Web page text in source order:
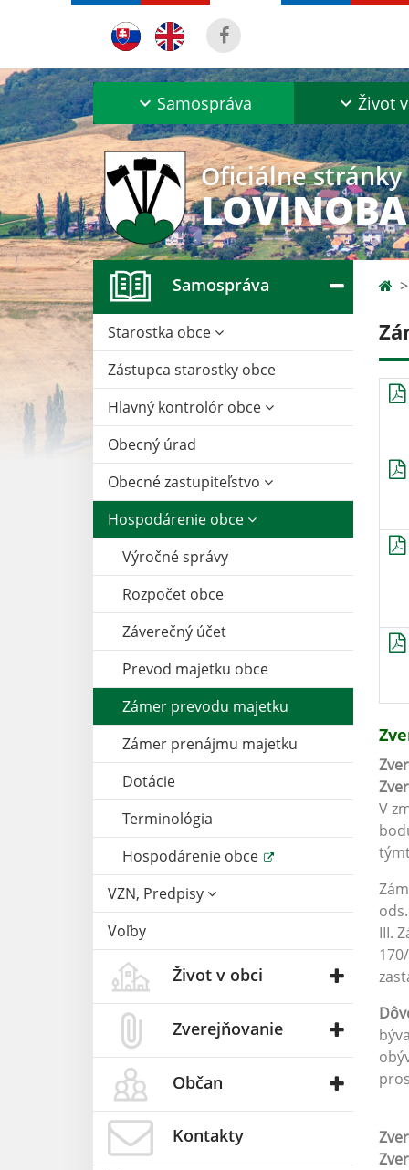
Samospráva Život
Oficiálne stránky
Samospráva
Starostka obce
Zástupca starostky obce
Hlavný kontrolór obce
Obecný úrad
Obecné zastupiteľstvo
Hospodárenie obce
Výročné správy
Rozpočet obce
Záverečný účet
Prevod majetku obce
Zámer prevodu majetku
Zámer prenájmu majetku
Dotácie
Terminológia
Hospodárenie obce
VZN, Predpisy
Voľby
Život v obci
Zverejňovanie
Občan
Kontakty
V
III.